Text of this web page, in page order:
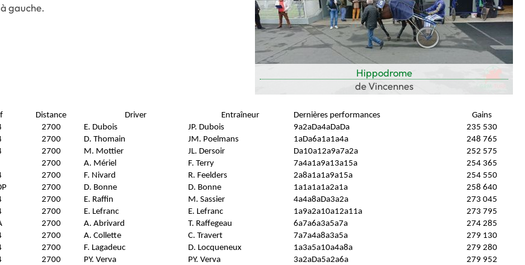
Hippodrome
de Vincennes
gauche.
Distance Driver Entraîneur Dernières performances
Gains
2700 E. Dubois JP. Dubois 9a2aDa4aDaDa
235 530
2700 D. Thomain JM. Poelmans 1aDa6a1a1a4a
248 765
2700 M. Mottier JL. Dersoir Da10a12a9a7a2a
252 575
2700 A. Mériel F. Terry 7a4a1a9a13a15a
254 365
2700 F. Nivard R. Feelders 2a8a1a1a9a15a
254 550
2700 D. Bonne D. Bonne 1a1a1a1a2a1a
258 640
2700 E. Raffin M. Sassier 4a4a8aDa3a2a
273 045
2700 E. Lefranc E. Lefranc 1a9a2a10a12a11a
273 795
2700 A. Abrivard T. Raffegeau 6a7a6a3a5a7a
274 285
2700 A. Collette C. Travert 7a7a4a8a3a5a
279 130
2700 F. Lagadeuc D. Locqueneux 1a3a5a10a4a8a
279 280
2700 PY. Verva PY. Verva 3a2aDa5a2a6a
279 952